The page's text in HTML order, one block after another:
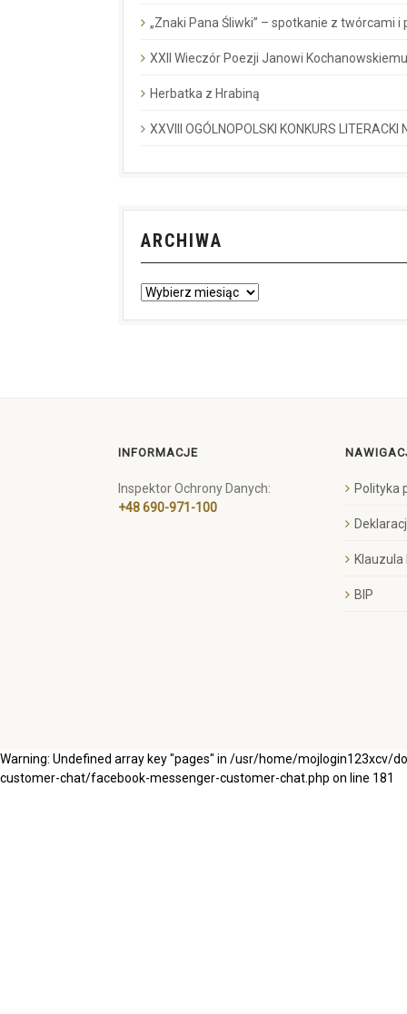
„Znaki Pana Śliwki” – spotkanie z twórcami i
XXII Wieczór Poezji Janowi Kochanowskiemu
Herbatka z Hrabiną
XXVIII OGÓLNOPOLSKI KONKURS
ARCHIWA
INFORMACJE
Inspektor Ochrony Danych:
+48 690-971-100
Polityka
BIP
Warning: Undefined array key "pages" in /usr/home/
customer-chat/facebook-messenger-customer-chat.php on line 181